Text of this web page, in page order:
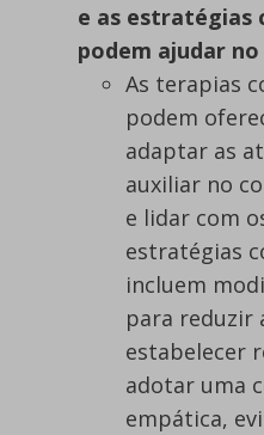
e as estratégias
podem ajudar no
As terapias
podem
adaptar as
auxiliar no
e lidar com
estratégias
incluem
para reduzir
estabelecer
adotar uma
empática,